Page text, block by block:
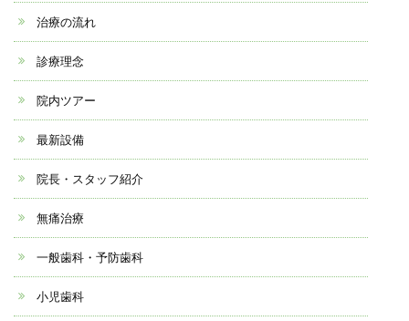
治療の流れ
診療理念
院内ツアー
最新設備
院長・スタッフ紹介
無痛治療
一般歯科・予防歯科
小児歯科